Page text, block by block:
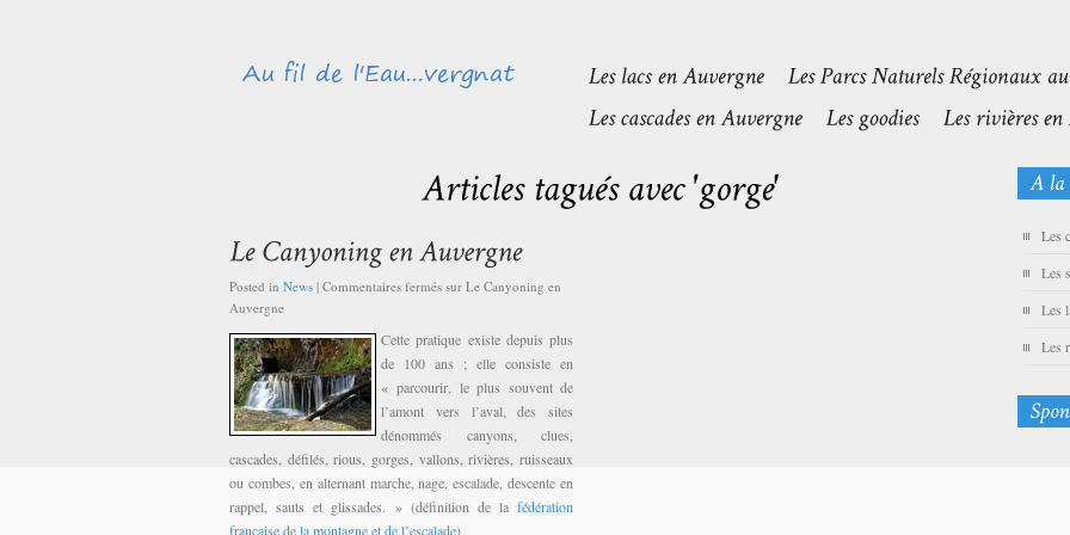
Posted in News | Commentaires fermés sur Le Canyoning en
Auvergne
Cette pratique existe depuis plus
de 100 ans ; elle consiste en
« parcourir, le plus souvent de
l’amont vers l’aval, des sites
dénommés canyons, clues,
cascades, défilés, rious, gorges, vallons, rivières, ruisseaux
ou combes, en alternant marche, nage, escalade, descente en
rappel, sauts et glissades. » (définition de la fédération
française de la montagne et de l’escalade)
Les
Les
Les
Les